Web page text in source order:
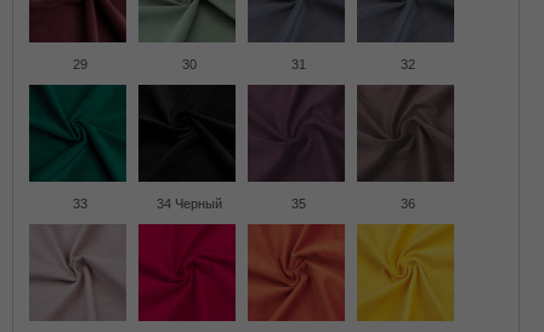
29 30 31 32
33 34 Черный 35 36